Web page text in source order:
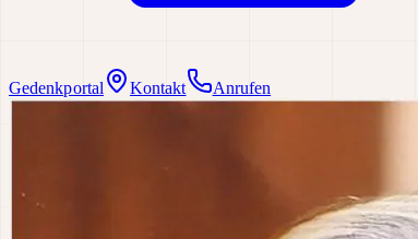
Gedenkportal Kontakt Anrufen